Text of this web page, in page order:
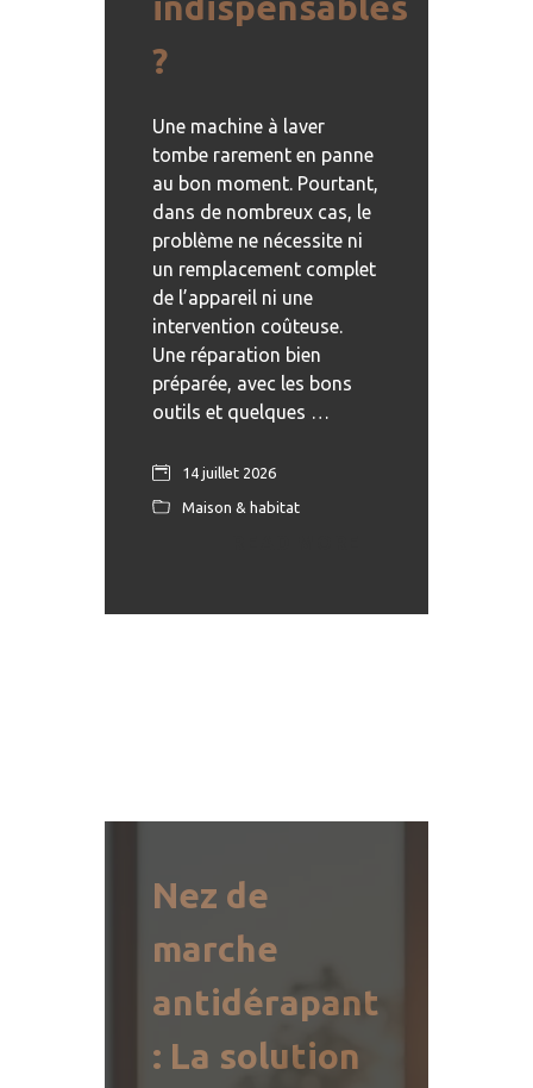
?
Une machine à laver
tombe rarement en panne
au bon moment. Pourtant,
dans de nombreux cas, le
problème ne nécessite ni
un remplacement complet
de l’appareil ni une
intervention coûteuse.
Une réparation bien
préparée, avec les bons
outils et quelques …
14 juillet 2026
Maison & habitat
Nez de
marche
antidérapant
: La solution